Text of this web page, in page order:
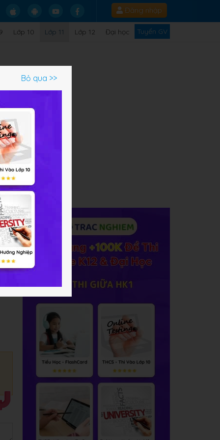
Đăng nhập
Lớp 10 Lớp 11 Lớp 12 Đại học Tuyển GV
Bỏ qua >>